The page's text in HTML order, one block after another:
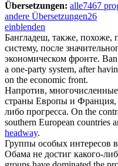
Übersetzungen: alle7467
andere Übersetzungen26
einblenden
Бангладеш, также, похоже,
систему, после
экономическом фронте.
a one-party system, after
on the economic front.
Напротив,
страны Европы и Франция,
либо прогресса. On the
southern European countries
headway.
Группы особых интересов
Обама не достиг какого-